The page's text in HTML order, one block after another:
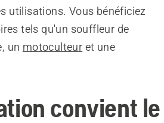
utilisations. Vous bénéficiez
tels qu'un souffleur de
un motoculteur et une
convient le